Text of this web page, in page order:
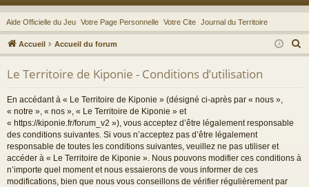
co
ur
ci
s
u
m
s
ne
xi
on
cri
pti
on
Aide Officielle du Jeu Votre Page Personnelle Votre Cite Journal du Territoire
Accueil Accueil du forum
e
Le Territoire de Kiponie - Conditions d’utilisation
En accédant à « Le Territoire de Kiponie » (désigné ci-après par « nous »,
« notre », « nos », « Le Territoire de Kiponie » et
« https://kiponie.fr/forum_v2 »), vous acceptez d’être légalement responsable
des conditions suivantes. Si vous n’acceptez pas d’être légalement
responsable de toutes les conditions suivantes, veuillez ne pas utiliser et
accéder à « Le Territoire de Kiponie ». Nous pouvons modifier ces conditions à
n’importe quel moment et nous essaierons de vous informer de ces
modifications, bien que nous vous conseillons de vérifier régulièrement par